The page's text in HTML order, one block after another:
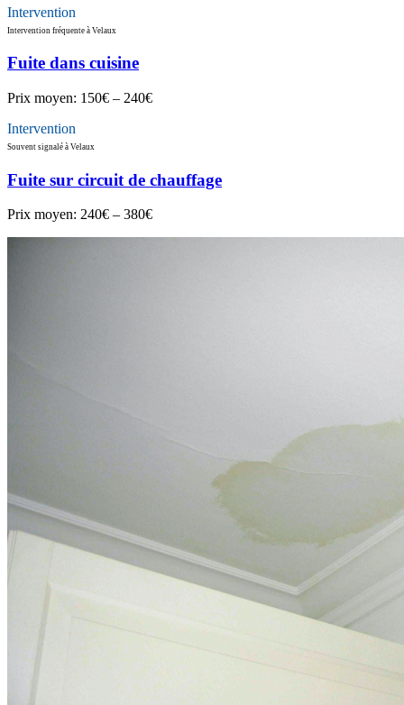
Intervention
Intervention fréquente à Velaux
Fuite dans cuisine
Prix moyen: 150€ – 240€
Intervention
Souvent signalé à Velaux
Fuite sur circuit de chauffage
Prix moyen: 240€ – 380€